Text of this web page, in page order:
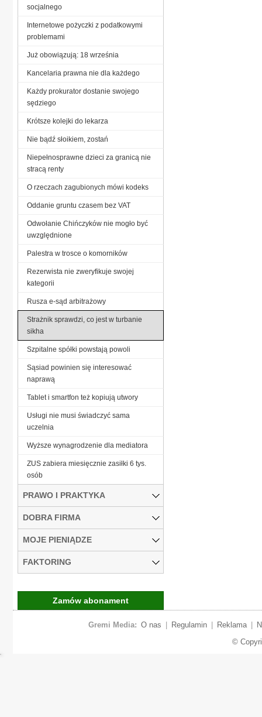
socjalnego
Internetowe pożyczki z podatkowymi
problemami
Już obowiązują: 18 września
Kancelaria prawna nie dla każdego
Każdy prokurator dostanie swojego
sędziego
Krótsze kolejki do lekarza
Nie bądź słoikiem, zostań
Niepełnosprawne dzieci za granicą nie
stracą renty
O rzeczach zagubionych mówi kodeks
Oddanie gruntu czasem bez VAT
Odwołanie Chińczyków nie mogło być
uwzględnione
Palestra w trosce o komorników
Rezerwista nie zweryfikuje swojej
kategorii
Rusza e-sąd arbitrażowy
Strażnik sprawdzi, co jest w turbanie
sikha
Szpitalne spółki powstają powoli
Sąsiad powinien się interesować
naprawą
Tablet i smartfon też kopiują utwory
Usługi nie musi świadczyć sama
uczelnia
Wyższe wynagrodzenie dla mediatora
ZUS zabiera miesięcznie zasiłki 6 tys.
osób
PRAWO I PRAKTYKA
DOBRA FIRMA
MOJE PIENIĄDZE
FAKTORING
Zamów abonament
Gremi Media: O nas Regulamin Reklama
©